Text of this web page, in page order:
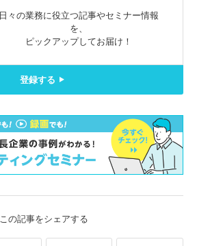
日々の業務に役立つ記事やセミナー情報
を、
ピックアップしてお届け！
登録する
この記事をシェアする